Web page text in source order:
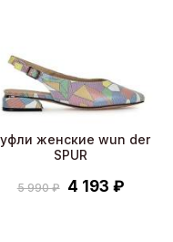
женские wun der
SPUR
5 990 ₽ 4 193 ₽